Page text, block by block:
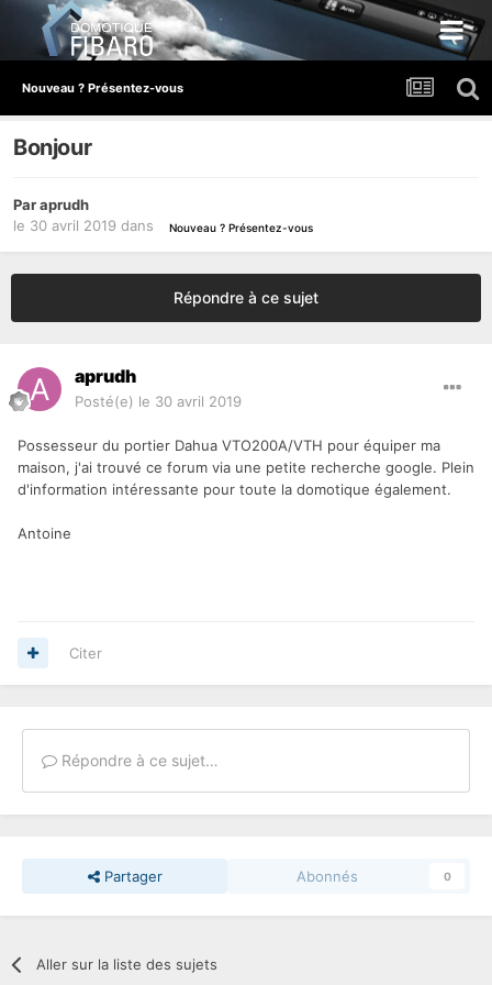
Nouveau ? Présentez-vous
Bonjour
Paraprudh
le 30 avril 2019 dans Nouveau ? Présentez-vous
Répondre à ce sujet
aprudh
Posté(e) le 30 avril 2019
Possesseur du portier Dahua VTO200A/VTH pour équiper ma
maison, j'ai trouvé ce forum via une petite recherche google. Plein
d'information intéressante pour toute la domotique également.
Antoine
Citer
Répondre à ce sujet…
Partager Abonnés 0
Aller sur la liste des sujets